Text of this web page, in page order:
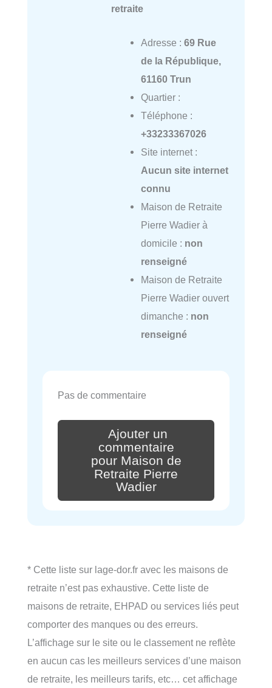
retraite
Adresse : 69 Rue
de la République,
61160 Trun
Quartier :
Téléphone :
+33233367026
Site internet :
Aucun site internet
connu
Maison de Retraite
Pierre Wadier à
domicile : non
renseigné
Maison de Retraite
Pierre Wadier ouvert
dimanche : non
renseigné
Pas de commentaire
Ajouter un
commentaire
pour Maison de
Retraite Pierre
Wadier
* Cette liste sur lage-dor.fr avec les maisons de
retraite n’est pas exhaustive. Cette liste de
maisons de retraite, EHPAD ou services liés peut
comporter des manques ou des erreurs.
L’affichage sur le site ou le classement ne reflète
en aucun cas les meilleurs services d’une maison
de retraite, les meilleurs tarifs, etc… cet affichage